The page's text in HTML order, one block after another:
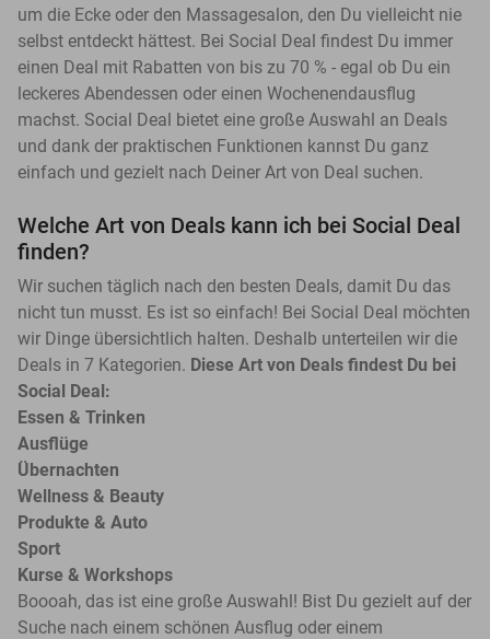
um die Ecke oder den Massagesalon, den Du vielleicht nie
selbst entdeckt hättest. Bei Social Deal findest Du immer
einen Deal mit Rabatten von bis zu 70 % - egal ob Du ein
leckeres Abendessen oder einen Wochenendausflug
machst. Social Deal bietet eine große Auswahl an Deals
und dank der praktischen Funktionen kannst Du ganz
einfach und gezielt nach Deiner Art von Deal suchen.
Welche Art von Deals kann ich bei Social Deal
finden?
Wir suchen täglich nach den besten Deals, damit Du das
nicht tun musst. Es ist so einfach! Bei Social Deal möchten
wir Dinge übersichtlich halten. Deshalb unterteilen wir die
Deals in 7 Kategorien. Diese Art von Deals findest Du bei
Social Deal:
Essen & Trinken
Ausflüge
Übernachten
Wellness & Beauty
Produkte & Auto
Sport
Kurse & Workshops
Boooah, das ist eine große Auswahl! Bist Du gezielt auf der
Suche nach einem schönen Ausflug oder einem